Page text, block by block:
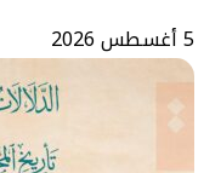
5 أغسطس 2026